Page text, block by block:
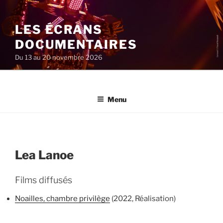
au
contenu
principal
LES ÉCRANS
DOCUMENTAIRES
Du 13 au 20 novembre 2026
Menu
Lea Lanoe
Films diffusés
Noailles, chambre privilège (2022, Réalisation)